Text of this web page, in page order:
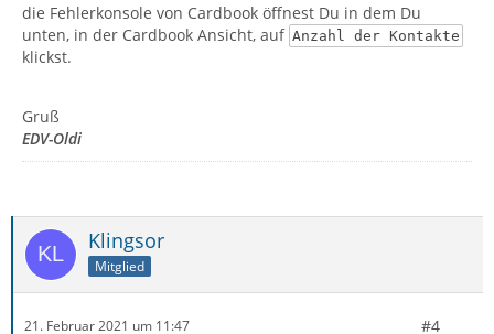
die Fehlerkonsole von Cardbook öffnest Du in dem Du
unten, in der Cardbook Ansicht, auf Anzahl der Kontakte
klickst.
Gruß
EDV-Oldi
Klingsor
Mitglied
21. Februar 2021 um 11:47 #4